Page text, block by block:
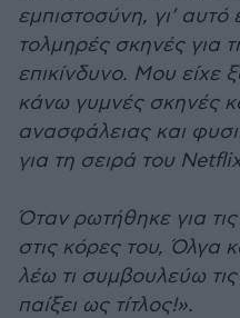
εμπιστοσύνη, γι’
τολμηρές σκηνές για
επικίνδυνο. Μου είχε
κάνω γυμνές σκηνές
ανασφάλειας και
για τη σειρά του
Όταν ρωτήθηκε για
στις κόρες του, Όλγα
λέω τι συμβουλεύω
παίξει ως τίτλος!».